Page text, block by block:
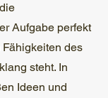
Aufgabe perfekt
des
steht. In
Ideen und